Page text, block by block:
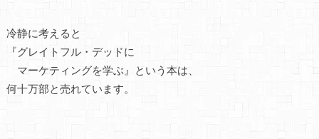
冷静に考えると
『グレイトフル・デッドに
マーケティングを学ぶ』という本は、
何十万部と売れています。